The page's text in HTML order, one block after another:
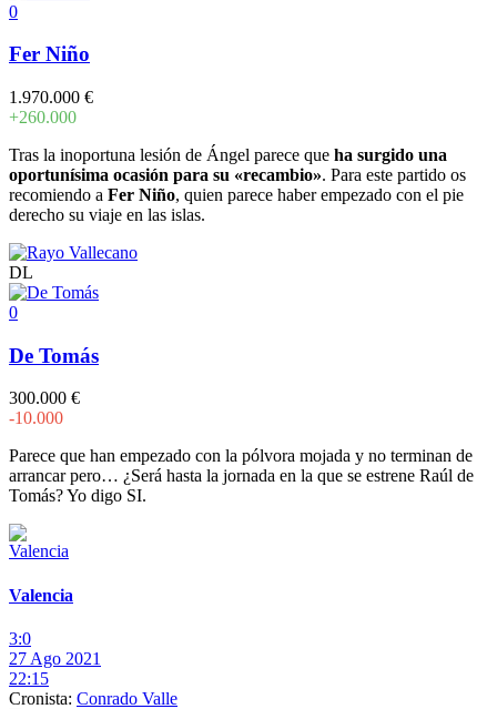
0
Fer Niño
1.970.000 €
+260.000
Tras la inoportuna lesión de Ángel parece que ha surgido una
oportunísima ocasión para su «recambio». Para este partido os
recomiendo a Fer Niño, quien parece haber empezado con el pie
derecho su viaje en las islas.
DL
0
De Tomás
300.000 €
-10.000
Parece que han empezado con la pólvora mojada y no terminan de
arrancar pero… ¿Será hasta la jornada en la que se estrene Raúl de
Tomás? Yo digo SI.
Valencia
3:0
27 Ago 2021
22:15
Cronista: Conrado Valle